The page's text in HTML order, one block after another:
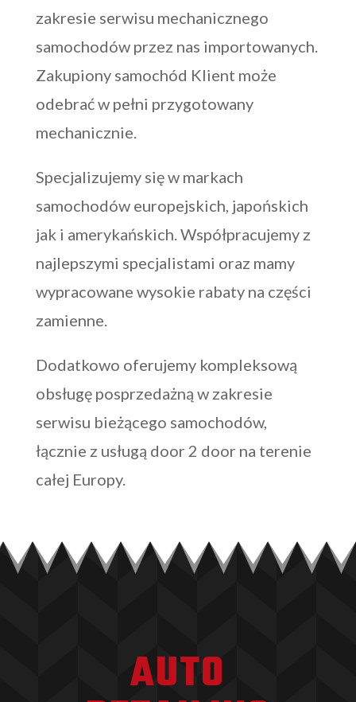
zakresie serwisu mechanicznego
samochodów przez nas importowanych.
Zakupiony samochód Klient może
odebrać w pełni przygotowany
mechanicznie.
Specjalizujemy się w markach
samochodów europejskich, japońskich
jak i amerykańskich. Współpracujemy z
najlepszymi specjalistami oraz mamy
wypracowane wysokie rabaty na części
zamienne.
Dodatkowo oferujemy kompleksową
obsługę posprzedażną w zakresie
serwisu bieżącego samochodów,
łącznie z usługą door 2 door na terenie
całej Europy.
AUTO